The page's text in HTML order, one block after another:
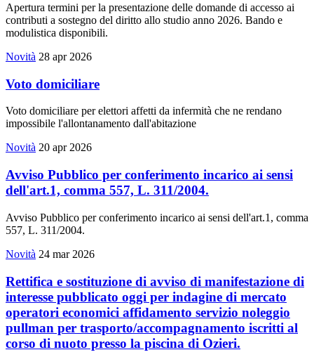
Apertura termini per la presentazione delle domande di accesso ai
contributi a sostegno del diritto allo studio anno 2026. Bando e
modulistica disponibili.
Novità 28 apr 2026
Voto domiciliare
Voto domiciliare per elettori affetti da infermità che ne rendano
impossibile l'allontanamento dall'abitazione
Novità 20 apr 2026
Avviso Pubblico per conferimento incarico ai sensi
dell'art.1, comma 557, L. 311/2004.
Avviso Pubblico per conferimento incarico ai sensi dell'art.1, comma
557, L. 311/2004.
Novità 24 mar 2026
Rettifica e sostituzione di avviso di manifestazione di
interesse pubblicato oggi per indagine di mercato
operatori economici affidamento servizio noleggio
pullman per trasporto/accompagnamento iscritti al
corso di nuoto presso la piscina di Ozieri.